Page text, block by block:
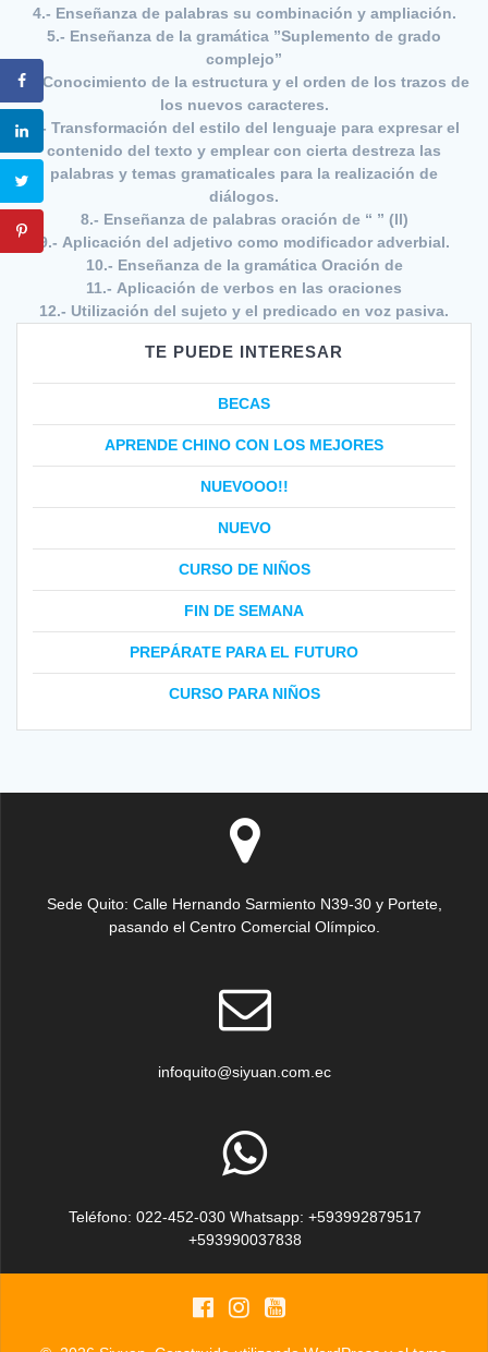
TE PUEDE INTERESAR
BECAS
APRENDE CHINO CON LOS MEJORES
NUEVOOO!!
NUEVO
CURSO DE NIÑOS
FIN DE SEMANA
PREPÁRATE PARA EL FUTURO
CURSO PARA NIÑOS
4.- Enseñanza de palabras su combinación y ampliación.
5.- Enseñanza de la gramática ”Suplemento de grado
complejo”
6.- Conocimiento de la estructura y el orden de los trazos de
los nuevos caracteres.
7.- Transformación del estilo del lenguaje para expresar el
contenido del texto y emplear con cierta destreza las
palabras y temas gramaticales para la realización de
diálogos.
8.- Enseñanza de palabras oración de “ ” (ll)
9.- Aplicación del adjetivo como modificador adverbial.
10.- Enseñanza de la gramática Oración de
11.- Aplicación de verbos en las oraciones
12.- Utilización del sujeto y el predicado en voz pasiva.
Sede Quito: Calle Hernando Sarmiento N39-30 y Portete,
pasando el Centro Comercial Olímpico.
infoquito@siyuan.com.ec
Teléfono: 022-452-030 Whatsapp: +593992879517
+593990037838